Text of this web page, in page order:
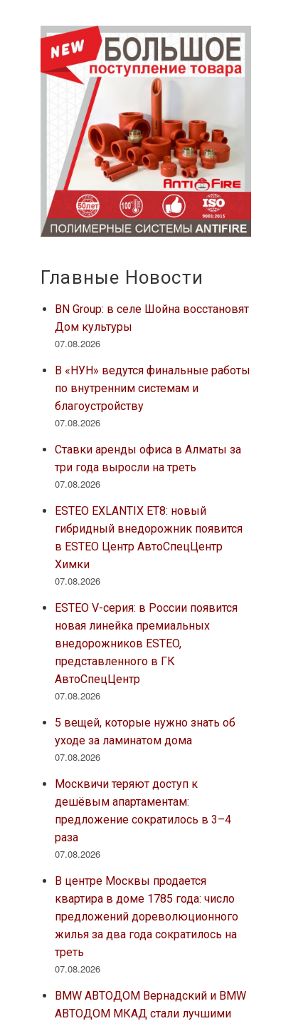
Главные Новости
BN Group: в селе Шойна восстановят
Дом культуры
07.08.2026
В «НУН» ведутся финальные работы
по внутренним системам и
благоустройству
07.08.2026
Ставки аренды офиса в Алматы за
три года выросли на треть
07.08.2026
ESTEO EXLANTIX ET8: новый
гибридный внедорожник появится
в ESTEO Центр АвтоСпецЦентр
Химки
07.08.2026
ESTEO V-серия: в России появится
новая линейка премиальных
внедорожников ESTEO,
представленного в ГК
АвтоСпецЦентр
07.08.2026
5 вещей, которые нужно знать об
уходе за ламинатом дома
07.08.2026
Москвичи теряют доступ к
дешёвым апартаментам:
предложение сократилось в 3–4
раза
07.08.2026
В центре Москвы продается
квартира в доме 1785 года: число
предложений дореволюционного
жилья за два года сократилось на
треть
07.08.2026
BMW АВТОДОМ Вернадский и BMW
АВТОДОМ МКАД стали лучшими